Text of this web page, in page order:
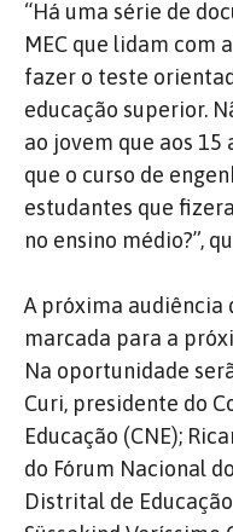
“Há uma série de
MEC que lidam com
fazer o teste
educação superior.
ao jovem que aos 15
que o curso de
estudantes que
no ensino médio?”,
A próxima audiência
marcada para a
Na oportunidade
Curi, presidente do
Educação (CNE);
do Fórum Nacional
Distrital de